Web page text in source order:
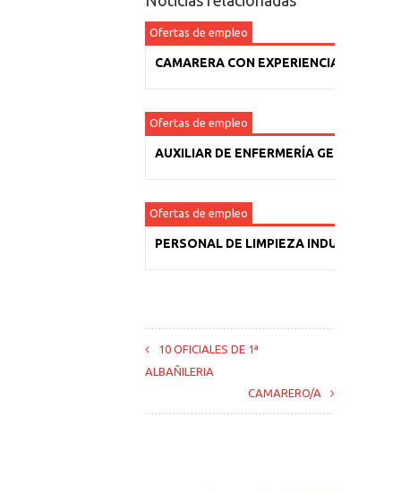
Ofertas de empleo
CAMARERA CON EXPERIENCIA
Ofertas de empleo
AUXILIAR DE ENFERMERÍA GERIÁTRICA
Ofertas de empleo
PERSONAL DE LIMPIEZA INDUSTRIAL
10 OFICIALES DE 1ª
ALBAÑILERIA
CAMARERO/A